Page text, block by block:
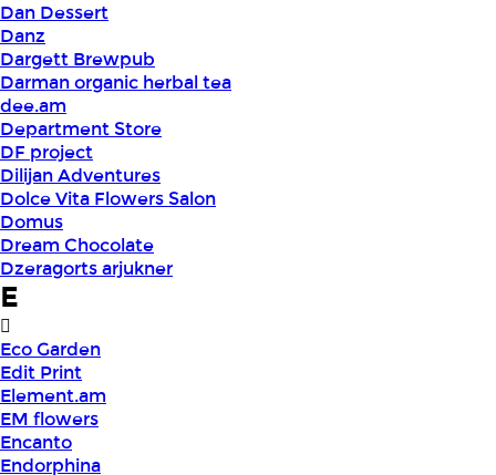
Dan Dessert
Danz
Dargett Brewpub
Darman organic herbal tea
dee.am
Department Store
DF project
Dilijan Adventures
Dolce Vita Flowers Salon
Domus
Dream Chocolate
Dzeragorts arjukner
E
Eco Garden
Edit Print
Element.am
EM flowers
Encanto
Endorphina